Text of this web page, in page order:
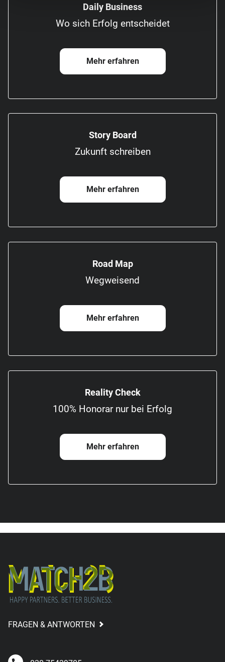
Daily Business
Wo sich Erfolg entscheidet
Mehr erfahren
Story Board
Zukunft schreiben
Mehr erfahren
Road Map
Wegweisend
Mehr erfahren
Reality Check
100% Honorar nur bei Erfolg
Mehr erfahren
FRAGEN & ANTWORTEN